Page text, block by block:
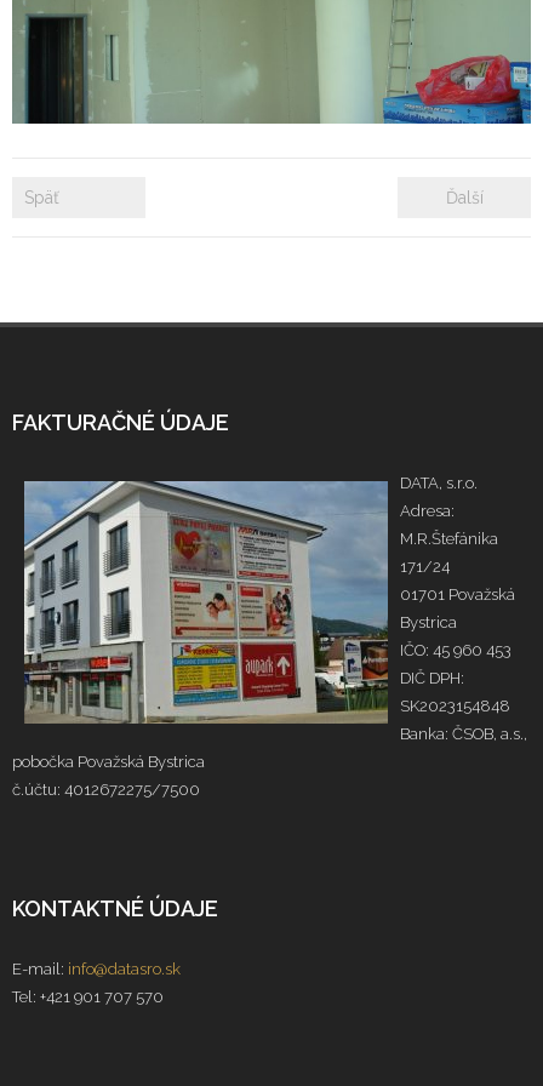
- Rekonštrukcie bytových a nebytových priestorov
Referencie
Späť Ďalší
FAKTURAČNÉ ÚDAJE
DATA, s.r.o.
Adresa:
M.R.Štefánika
171/24
01701 Považská
Bystrica
IČO: 45 960 453
DIČ DPH:
SK2023154848
Banka: ČSOB, a.s.,
pobočka Považská Bystrica
č.účtu: 4012672275/7500
KONTAKTNÉ ÚDAJE
E-mail: info@datasro.sk
Tel: +421 901 707 570